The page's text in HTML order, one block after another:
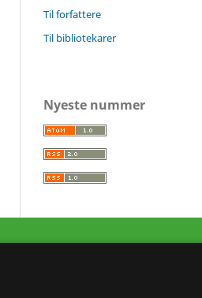
Til forfattere
Til bibliotekarer
Nyeste nummer